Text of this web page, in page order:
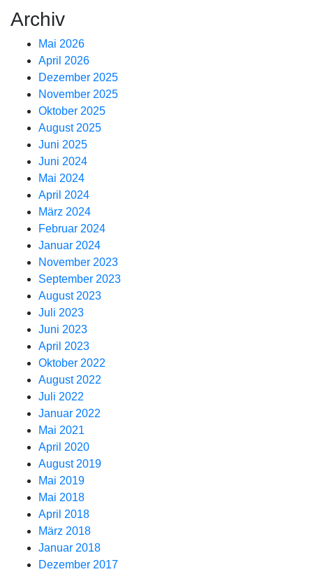
Archiv
Mai 2026
April 2026
Dezember 2025
November 2025
Oktober 2025
August 2025
Juni 2025
Juni 2024
Mai 2024
April 2024
März 2024
Februar 2024
Januar 2024
November 2023
September 2023
August 2023
Juli 2023
Juni 2023
April 2023
Oktober 2022
August 2022
Juli 2022
Januar 2022
Mai 2021
April 2020
August 2019
Mai 2019
Mai 2018
April 2018
März 2018
Januar 2018
Dezember 2017